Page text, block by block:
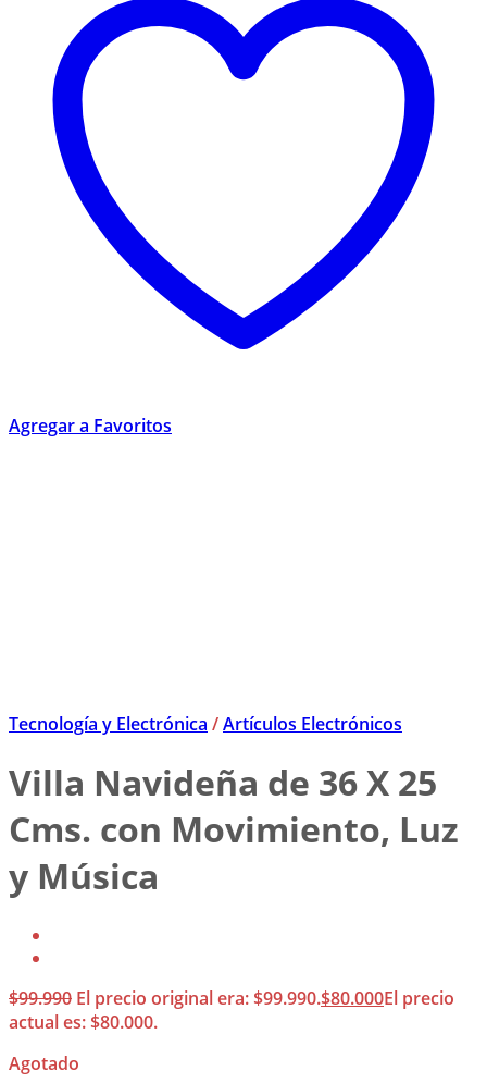
Agregar a Favoritos
Tecnología y Electrónica /Artículos Electrónicos
Villa Navideña de 36 X 25
Cms. con Movimiento, Luz
y Música
$99.990 El precio original era: $99.990.$80.000El precio
actual es: $80.000.
Agotado